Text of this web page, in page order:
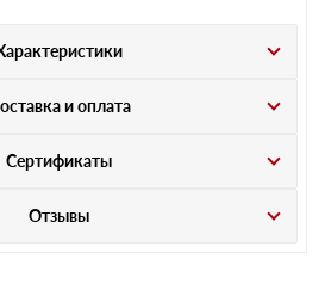
и оплата
Сертификаты
Отзывы